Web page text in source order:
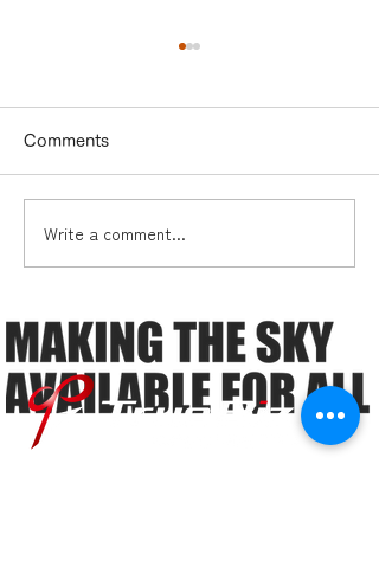
ドローンビジネス「オセ
ーン事業者の必須知識
―「ガイアの夜明け」で
も注目！ドローンビジネ
Comments
Write a comment...